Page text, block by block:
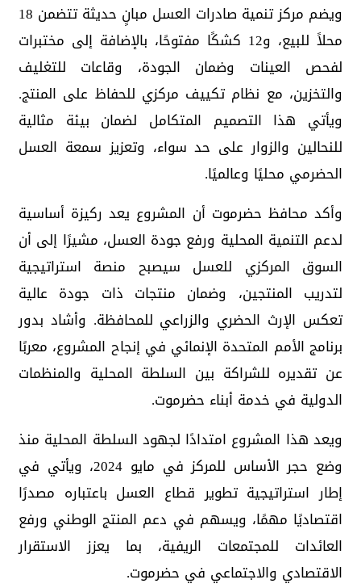
ويضم مركز تنمية صادرات العسل مبانٍ حديثة تتضمن 18
محلاً للبيع، و12 كشكًا مفتوحًا، بالإضافة إلى مختبرات
لفحص العينات وضمان الجودة، وقاعات للتغليف
والتخزين، مع نظام تكييف مركزي للحفاظ على المنتج.
ويأتي هذا التصميم المتكامل لضمان بيئة مثالية
للنحالين والزوار على حد سواء، وتعزيز سمعة العسل
الحضرمي محليًا وعالميًا.
وأكد محافظ حضرموت أن المشروع يعد ركيزة أساسية
لدعم التنمية المحلية ورفع جودة العسل، مشيرًا إلى أن
السوق المركزي للعسل سيصبح منصة استراتيجية
لتدريب المنتجين، وضمان منتجات ذات جودة عالية
تعكس الإرث الحضري والزراعي للمحافظة. وأشاد بدور
برنامج الأمم المتحدة الإنمائي في إنجاح المشروع، معربًا
عن تقديره للشراكة بين السلطة المحلية والمنظمات
الدولية في خدمة أبناء حضرموت.
ويعد هذا المشروع امتدادًا لجهود السلطة المحلية منذ
وضع حجر الأساس للمركز في مايو 2024، ويأتي في
إطار استراتيجية تطوير قطاع العسل باعتباره مصدرًا
اقتصاديًا مهمًا، ويسهم في دعم المنتج الوطني ورفع
العائدات للمجتمعات الريفية، بما يعزز الاستقرار
الاقتصادي والاجتماعي في حضرموت.